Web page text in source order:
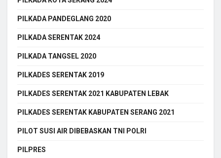
PILKADA PANDEGLANG 2020
PILKADA SERENTAK 2024
PILKADA TANGSEL 2020
PILKADES SERENTAK 2019
PILKADES SERENTAK 2021 KABUPATEN LEBAK
PILKADES SERENTAK KABUPATEN SERANG 2021
PILOT SUSI AIR DIBEBASKAN TNI POLRI
PILPRES